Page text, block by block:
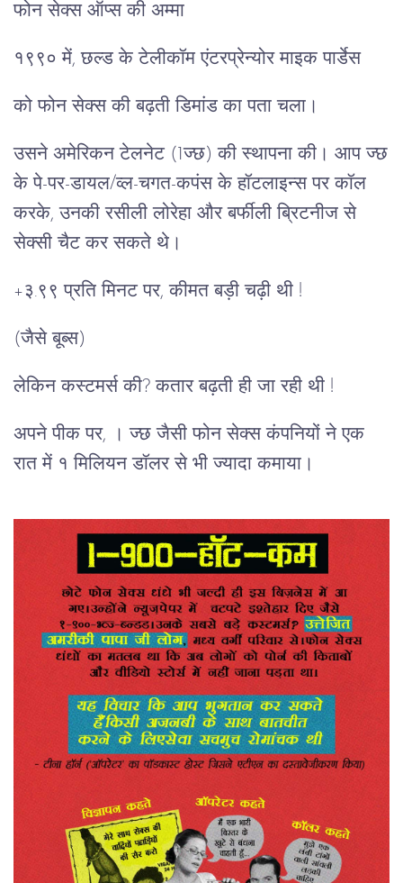
फोन सेक्स ऑप्स की अम्मा
१९९० में, छल्ड के टेलीकॉम एंटरप्रेन्योर माइक पार्डेस
को फोन सेक्स की बढ़ती डिमांड का पता चला।
उसने अमेरिकन टेलनेट (1ज्छ) की स्थापना की। आप ज्छ
के पे-पर-डायल/व्ल-चगत-कपंस के हॉटलाइन्स पर कॉल
करके, उनकी रसीली लोरेहा और बर्फीली ब्रिटनीज से
सेक्सी चैट कर सकते थे।
+३.९९ प्रति मिनट पर, कीमत बड़ी चढ़ी थी !
(जैसे बूब्स)
लेकिन कस्टमर्स की? कतार बढ़ती ही जा रही थी !
अपने पीक पर, । ज्छ जैसी फोन सेक्स कंपनियों ने एक
रात में १ मिलियन डॉलर से भी ज्यादा कमाया।